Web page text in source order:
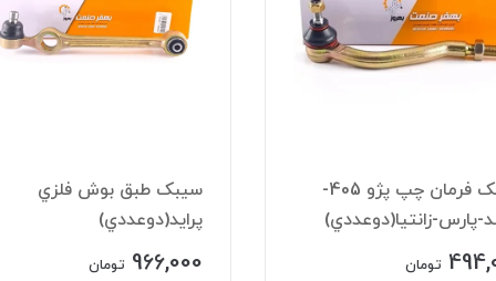
سيبک فرمان چپ پژو 405-
پارس-زانتيا(دوعددي)
تومان
سيبک طبق بوش فلزي
پرايد(دوعددي)
966,000 تومان